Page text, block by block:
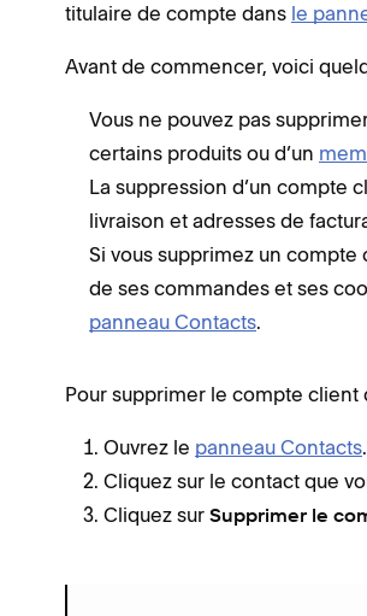
titulaire de compte dans le
Avant de commencer, voici
Vous ne pouvez pas
certains produits ou d’un
La suppression d’un compte
livraison et adresses de
Si vous supprimez un compte
de ses commandes et ses
panneau Contacts.
Pour supprimer le compte client
Ouvrez le panneau Contacts.
Cliquez sur le contact que
Cliquez sur Supprimer le